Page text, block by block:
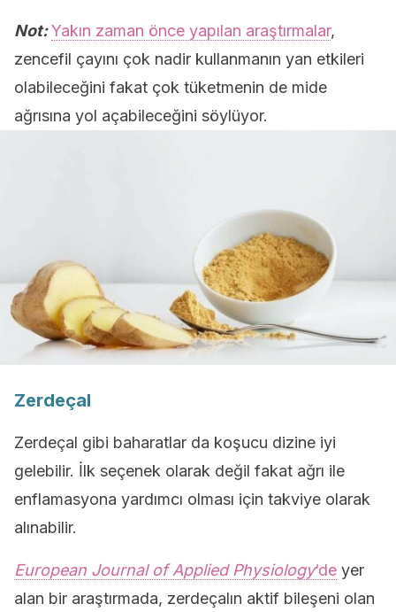
Not:Yakın zaman önce yapılan araştırmalar,
zencefil çayını çok nadir kullanmanın yan etkileri
olabileceğini fakat çok tüketmenin de mide
ağrısına yol açabileceğini söylüyor.
Zerdeçal
Zerdeçal gibi baharatlar da koşucu dizine iyi
gelebilir. İlk seçenek olarak değil fakat ağrı ile
enflamasyona yardımcı olması için takviye olarak
alınabilir.
European Journal of Applied Physiology‘de yer
alan bir araştırmada, zerdeçalın aktif bileşeni olan